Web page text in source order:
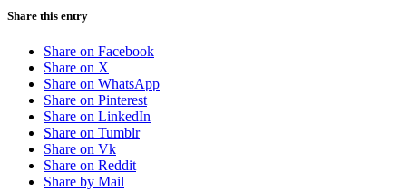
Share this entry
Share on Facebook
Share on X
Share on WhatsApp
Share on Pinterest
Share on LinkedIn
Share on Tumblr
Share on Vk
Share on Reddit
Share by Mail